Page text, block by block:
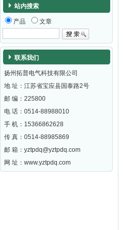
站内搜索
产品 文章
联系我们
扬州拓普电气科技有限公司
地 址：江苏省宝应县国泰路2号
邮 编： 225800
电 话：0514-88988010
手 机：15366862628
传 真：0514-88985869
邮 箱： yztpdq@yztpdq.com
网 址： www.yztpdq.com